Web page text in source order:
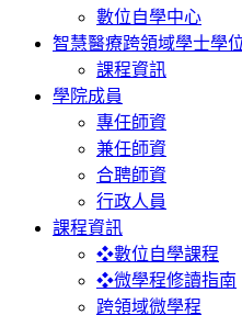
數位自學中心
智慧醫療跨領域學士學
課程資訊
學院成員
專任師資
兼任師資
合聘師資
行政人員
課程資訊
❖數位自學課程
❖微學程修讀指南
跨領域微學程